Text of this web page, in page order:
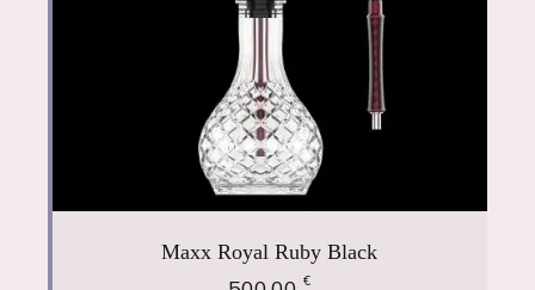
Maxx Royal Ruby Black
€